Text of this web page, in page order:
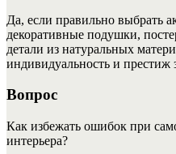
Да, если правильно выбрать
декоративные подушки,
детали из натуральных
индивидуальность и престиж
Вопрос
Как избежать ошибок при
интерьера?